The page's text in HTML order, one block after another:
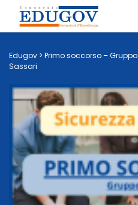
Edugov > Primo soccorso – Gruppo
Sassari